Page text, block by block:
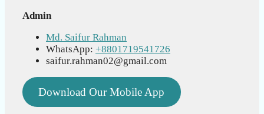
Admin
Md. Saifur Rahman
WhatsApp: +8801719541726
saifur.rahman02@gmail.com
Download Our Mobile App